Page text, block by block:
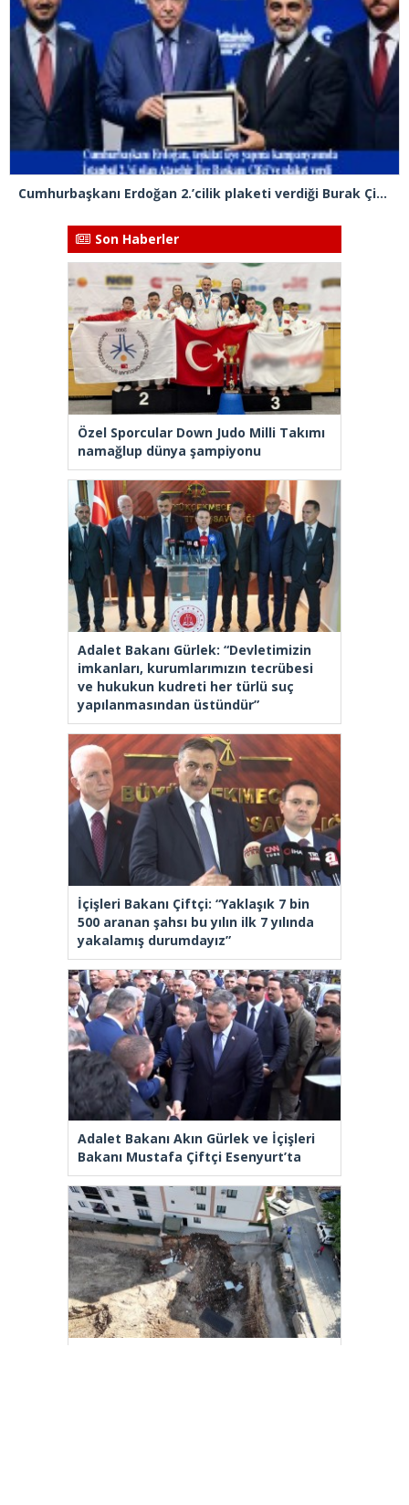
Cumhurbaşkanı Erdoğan 2.’cilik plaketi verdiği Burak Çifci’den Ataşehir seçimlerini kazanma sözünü aldı
Son Haberler
Özel Sporcular Down Judo Milli Takımı
namağlup dünya şampiyonu
Adalet Bakanı Gürlek: “Devletimizin
imkanları, kurumlarımızın tecrübesi
ve hukukun kudreti her türlü suç
yapılanmasından üstündür”
İçişleri Bakanı Çiftçi: “Yaklaşık 7 bin
500 aranan şahsı bu yılın ilk 7 yılında
yakalamış durumdayız”
Adalet Bakanı Akın Gürlek ve İçişleri
Bakanı Mustafa Çiftçi Esenyurt’ta